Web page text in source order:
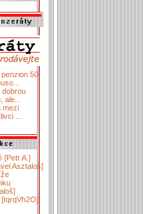
50
dobrou
mezi
...
[Petr A.]
Asztaloš]